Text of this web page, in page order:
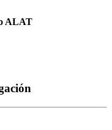
ALAT